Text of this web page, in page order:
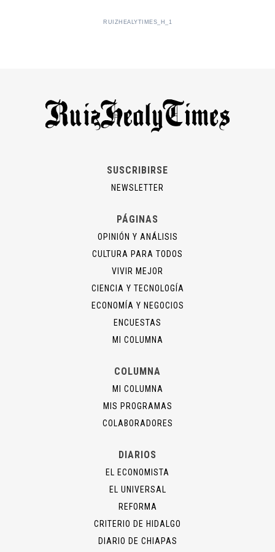
RUIZHEALYTIMES_H_1
SUSCRIBIRSE
NEWSLETTER
PÁGINAS
OPINIÓN Y ANÁLISIS
CULTURA PARA TODOS
VIVIR MEJOR
CIENCIA Y TECNOLOGÍA
ECONOMÍA Y NEGOCIOS
ENCUESTAS
MI COLUMNA
COLUMNA
MI COLUMNA
MIS PROGRAMAS
COLABORADORES
DIARIOS
EL ECONOMISTA
EL UNIVERSAL
REFORMA
CRITERIO DE HIDALGO
DIARIO DE CHIAPAS